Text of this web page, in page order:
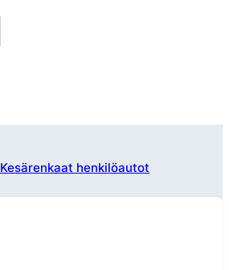
Kesärenkaat henkilöautot